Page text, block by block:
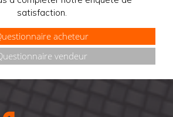
satisfaction.
acheteur
vendeur